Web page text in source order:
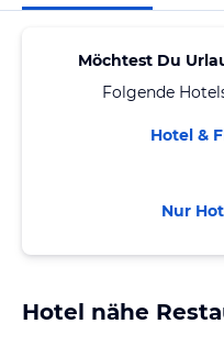
Möchtest Du
Folgende
Hotel &
Nur
Hotel nähe